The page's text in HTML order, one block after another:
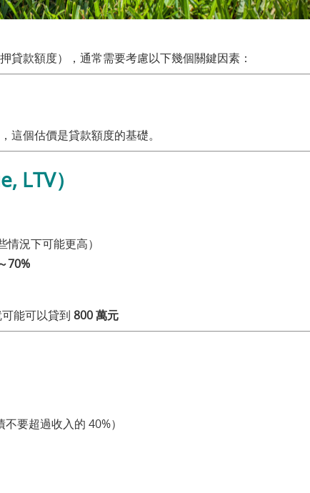
貸款額度），通常需要考慮以下幾個關鍵因素：
這個估價是貸款額度的基礎。
LTV）
情況下可能更高）
70%
能可以貸到 800 萬元
要超過收入的 40%）